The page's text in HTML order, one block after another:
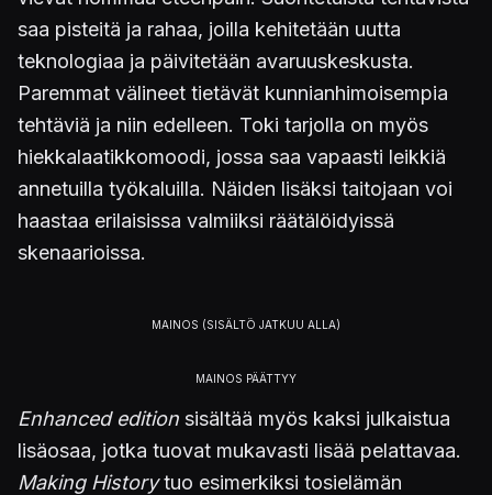
saa pisteitä ja rahaa, joilla kehitetään uutta
teknologiaa ja päivitetään avaruuskeskusta.
Paremmat välineet tietävät kunnianhimoisempia
tehtäviä ja niin edelleen. Toki tarjolla on myös
hiekkalaatikkomoodi, jossa saa vapaasti leikkiä
annetuilla työkaluilla. Näiden lisäksi taitojaan voi
haastaa erilaisissa valmiiksi räätälöidyissä
skenaarioissa.
Enhanced edition sisältää myös kaksi julkaistua
lisäosaa, jotka tuovat mukavasti lisää pelattavaa.
Making Historytuo esimerkiksi tosielämän